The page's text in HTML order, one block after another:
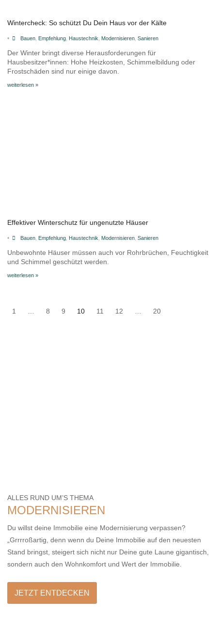
Wintercheck: So schützt Du Dein Haus vor der Kälte
• Bauen, Empfehlung, Haustechnik Modernisieren, Sanieren
Der Winter bringt diverse Herausforderungen für
Hausbesitzer*innen: Hohe Heizkosten, Schimmelbildung oder
Frostschäden sind nur einige davon.
weiterlesen »
Effektiver Winterschutz für ungenutzte Häuser
• Bauen, Empfehlung, Haustechnik Modernisieren, Sanieren
Unbewohnte Häuser müssen auch vor Rohrbrüchen, Feuchtigkeit
und Schimmel geschützt werden.
weiterlesen »
1 8 9 10 11 12 20
ALLES RUND UM’S THEMA
MODERNISIEREN
Du willst deine Immobilie eine Modernisierung verpassen?
„Grrrroßartig, denn wenn du Deine Immobilie auf den neuesten
Stand bringst, steigert sich nicht nur Deine gute Laune gigantisch,
sondern auch den Wohnkomfort und Wert der Immobilie.
JETZT ENTDECKEN